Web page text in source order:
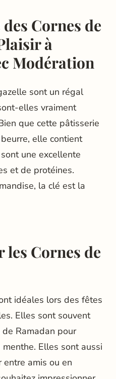
Cornes de
à
Modération
sont un régal
elles vraiment
que cette pâtisserie
elle contient
une excellente
et de protéines.
la clé est la
les Cornes de
idéales lors des fêtes
Elles sont souvent
Ramadan pour
Elles sont aussi
amis ou en